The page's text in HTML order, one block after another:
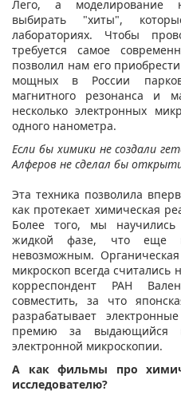
Лего, а моделирование
выбирать "хиты",
лабораториях. Чтобы
требуется самое
позволил нам его
мощных в России парков
магнитного резонанса и
несколько электронных
одного нанометра.
Если бы химики не создали
Алферов не сделал бы
Эта техника позволила
как протекает химическая
Более того, мы
жидкой фазе, что еще
невозможным.
микроскоп всегда
корреспондент РАН
совместить, за что
разрабатывает
премию за выдающийся
электронной микроскопии.
А как фильмы про
исследователю?